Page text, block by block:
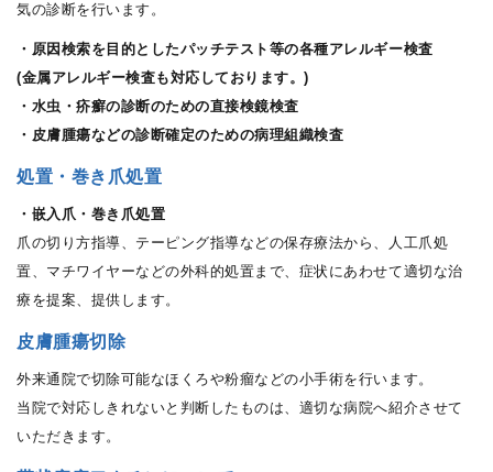
気の診断を行います。
・原因検索を目的としたパッチテスト等の各種アレルギー検査
(金属アレルギー検査も対応しております。)
・水虫・疥癬の診断のための直接検鏡検査
・皮膚腫瘍などの診断確定のための病理組織検査
処置・巻き爪処置
・嵌入爪・巻き爪処置
爪の切り方指導、テーピング指導などの保存療法から、人工爪処
置、マチワイヤーなどの外科的処置まで、症状にあわせて適切な治
療を提案、提供します。
皮膚腫瘍切除
外来通院で切除可能なほくろや粉瘤などの小手術を行います。
当院で対応しきれないと判断したものは、適切な病院へ紹介させて
いただきます。